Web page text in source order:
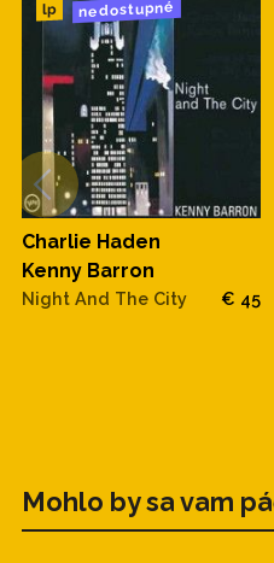
lp nedostupné
Charlie Haden
Kenny Barron
Night And The City € 45
Mohlo by sa vam